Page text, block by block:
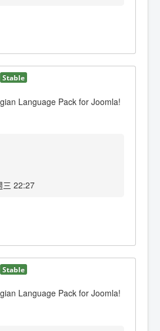
Stable
Language Pack for Joomla!
三 22:27
Stable
Language Pack for Joomla!